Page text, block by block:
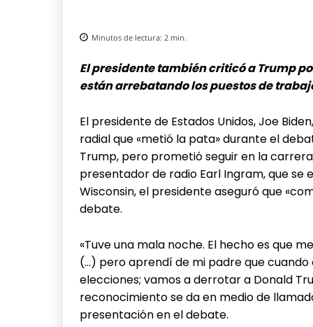
Minutos de lectura: 2 min.
El presidente también criticó a Trump
están arrebatando los puestos de
El presidente de Estados Unidos, Joe
radial que «metió la pata» durante el
Trump, pero prometió seguir en la
presentador de radio Earl Ingram, que
Wisconsin, el presidente aseguró que
debate.
«Tuve una mala noche. El hecho es que
(…) pero aprendí de mi padre que
elecciones; vamos a derrotar a Donald
reconocimiento se da en medio de
presentación en el debate.